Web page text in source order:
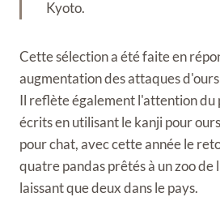
Kyoto.
Cette sélection a été faite en
augmentation des attaques
Il reflète également l'attention du
écrits en utilisant le kanji pour
pour chat, avec cette année le
quatre pandas prêtés à un zoo de
laissant que deux dans le pays.